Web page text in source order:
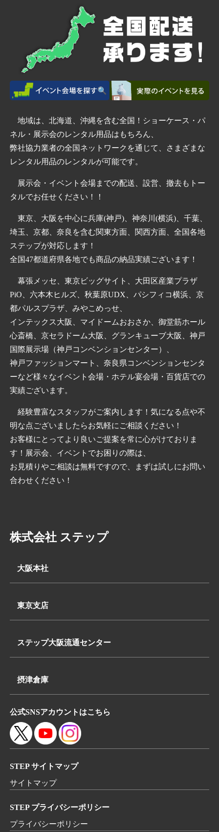
地域は、北海道、沖縄を含む全国！ショーケース・パ
ネル・展示会のレンタル用品はもちろん、
弊社協力業者の全国ネットワークを通じて、さまざまな
レンタル用品のレンタルが可能です。
展示会・イベント会場までの配送、設営、撤去もトー
タルでお任せください！！
東京、大阪を中心に兵庫(神戸)、神奈川(横浜)、千葉、
埼玉、京都、奈良を含む関東方面、関西方面、全国各地
ステップが対応します！
全国47都道府県各地でも商品の納品実績ございます！
幕張メッセ、東京ビッグサイト、大田区産業プラザ
PiO、六本木ヒルズ、秋葉原UDX、パシフィコ横浜、京
都パルスプラザ、みやこめっせ、
インテックス大阪、マイドームおおさか、御堂筋ホール
心斎橋、京セラドーム大阪、グランキューブ大阪、神戸
国際展示場（神戸コンベンションセンター）、
神戸ファッションマート、奈良県コンベンションセンタ
ーなど様々なイベント会場・ホテル宴会場・百貨店での
実績ございます。
経験豊富なスタッフがご案内します！気になる点や不
明な点ございましたらお気軽にご相談ください！
お客様にとってより良いご提案を常に心がけておりま
す！展示会、イベントでお困りの際は、
お見積りやご相談は無料ですので、まずは試しにお問い
合わせください！
株式会社 ステップ
大阪本社
大阪府高槻市下田部町2丁目7-2
FAX:072-648-3312
東京支店
埼玉県八潮市浮塚624-1
FAX:048-950-8260
ステップ大阪流通センター
大阪府高槻市下田部町2丁目7-2
FAX:072-648-3312
摂津倉庫
大阪府摂津市鳥飼本町4丁目5-19
公式SNSアカウントはこちら
STEP サイトマップ
サイトマップ
STEP プライバシーポリシー
プライバシーポリシー